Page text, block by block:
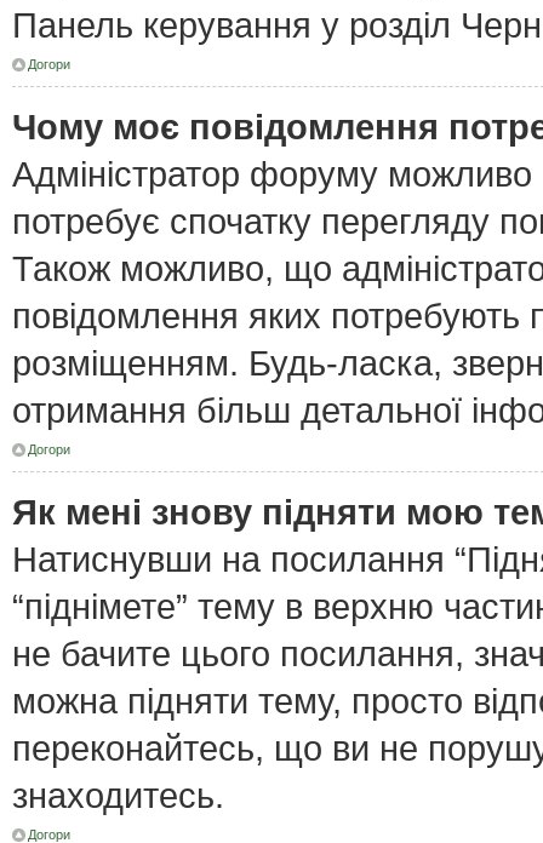
Панель керування у розділ
Догори
Чому моє повідомлення
Адміністратор форуму
потребує спочатку перегляду
Також можливо, що
повідомлення яких потребують
розміщенням. Будь-ласка,
отримання більш детальної
Догори
Як мені знову підняти мою
Натиснувши на посилання
“піднімете” тему в верхню
не бачите цього посилання,
можна підняти тему, просто
переконайтесь, що ви не
знаходитесь.
Догори